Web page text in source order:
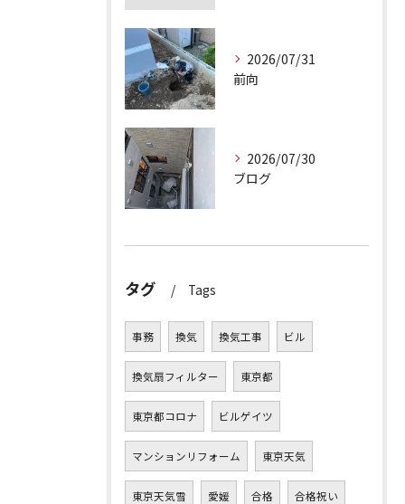
2026/07/31
前向
2026/07/30
ブログ
タグ Tags
事務 換気 換気工事 ビル
換気扇フィルター 東京都
東京都コロナ ビルゲイツ
マンションリフォーム 東京天気
東京天気雪 愛媛 合格 合格祝い